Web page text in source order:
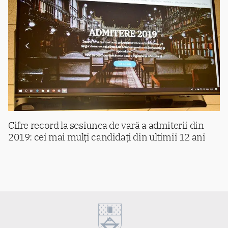
Cifre record la sesiunea de vară a admiterii din
2019: cei mai mulți candidați din ultimii 12 ani